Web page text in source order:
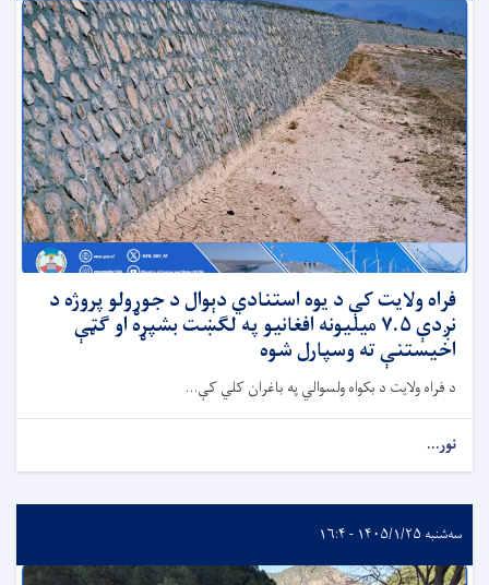
فراه ولایت کې د یوه استنادي دېوال د جوړولو پروژه د
نږدې ۷.۵ میلیونه افغانیو په لګښت بشپړه او ګټې
اخیستنې ته وسپارل شوه
د فراه ولایت د بکواه ولسوالي په باغران کلي کې...
نور...
سه‌شنبه ۱۴۰۵/۱/۲۵ - ۱۶:۴